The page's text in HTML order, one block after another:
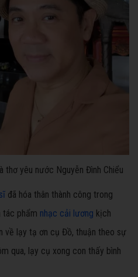
thơ yêu nước Nguyễn Đình Chiểu
đã hóa thân thành công trong
tác phẩm nhạc cải lương kịch
về lạy tạ ơn cụ Đồ, thuận theo sự
qua, lạy cụ xong con thấy bình